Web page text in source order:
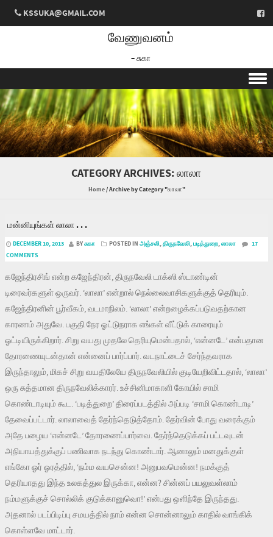
KSSUKA@GMAIL.COM
வேணுவனம்
– சுகா
Skip to content
CATEGORY ARCHIVES:லாலா
Home/Archive by Category "லாலா"
மன்னியுங்கள் லாலா . . .
DECEMBER 10, 2013 BYசுகா POSTED IN அஞ்சலி,திருநவேலி,படித்துறை,லாலா
17
COMMENTS
கஜேந்திரசிங் என்ற கஜேந்திரன், திருநவேலி டாக்ஸி ஸ்டாண்டின்
டிரைவர்களுள் ஒருவர். ‘லாலா’ என்றால் நெல்லைவாசிகளுக்குத் தெரியும்.
கஜேந்திரனின் பூர்வீகம், வடமாநிலம். ‘லாலா’ என்றழைக்கப்படுவதற்கான
காரணம் அதுவே. பகுதி நேர ஓட்டுநராக எங்கள் வீட்டுக் காரையும்
ஓட்டியிருக்கிறார். சிறு வயது முதலே தெரியுமென்பதால், ‘என்னடே’ என்பதான
தோரணையுடன்தான் என்னைப் பார்ப்பார். வடநாட்டைச் சேர்ந்தவராக
இருந்தாலும், மிகச் சிறு வயதிலேயே திருநவேலியில் குடியேறிவிட்டதால், ‘லாலா’
ஒரு சுத்தமான திருநவேலிக்காரர். உச்சினிமாகாளி கோயில் சாமி
கொண்டாடியும் கூட. ‘படித்துறை’ திரைப்படத்தில் அப்படி ‘சாமி கொண்டாடி’
தேவைப்பட்டார். லாலாவைத் தேர்ந்தெடுத்தோம். தேர்வின் போது வரைக்கும்
அதே பழைய ‘என்னடே’ தோரணைப்பார்வை. தேர்ந்தெடுக்கப் பட்டவுடன்
அநியாயத்துக்குப் பணிவாக நடந்து கொண்டார். ஆனாலும் மனதுக்குள்
எங்கோ ஓர் ஓரத்தில், ‘நம்ம வயசென்ன! அனுபவமென்ன! நமக்குத்
தெரியாதது இந்த உலகத்துல இருக்கா, என்ன? சின்னப் பயலுவள்லாம்
நம்மளுக்குச் சொல்லிக் குடுக்கானுவொ!’ என்பது ஒளிந்தே இருந்தது.
அதனால் படப்பிடிப்பு சமயத்தில் நாம் என்ன சொன்னாலும் காதில் வாங்கிக்
கொள்ளவே மாட்டார்.